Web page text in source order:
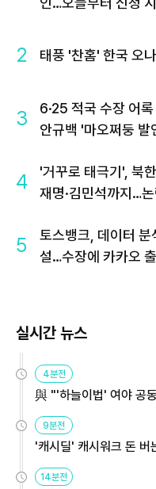
2 태풍 '찬홈' 한국 오
3
6·25 적국 수장 어
안규백 '마오쩌둥 발
4
'거꾸로 태극기', 북
재명·김민석까지…
5
토스뱅크, 데이터 분
설…수장에 카카오
실시간 뉴스
4분전
與 "'하늘이법' 여야 공
9분전
'캐시딜' 캐시워크 돈 버
14분전